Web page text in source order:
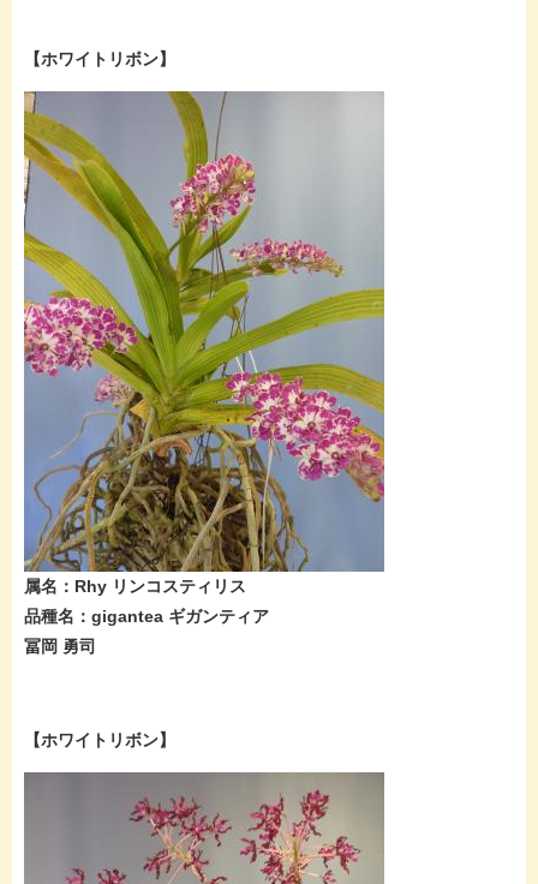
【ホワイトリボン】
​属名：Rhy リンコスティリス
品種名：gigantea ギガンティア
冨岡 勇司
【ホワイトリボン】